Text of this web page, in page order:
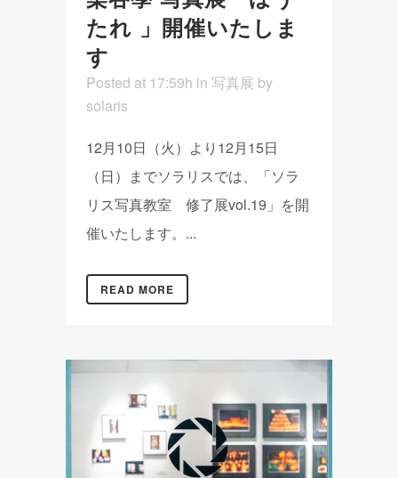
たれ 」開催いたしま
す
Posted at 17:59h in 写真展 by
solaris
12月10日（火）より12月15日
（日）までソラリスでは、「ソラ
リス写真教室 修了展vol.19」を開
催いたします。...
READ MORE